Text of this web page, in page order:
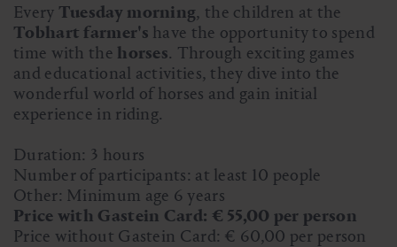
Every Tuesday morning, the children at the
Tobhart farmer's have the opportunity to spend
time with the horses. Through exciting games
and educational activities, they dive into the
wonderful world of horses and gain initial
experience in riding.
Duration: 3 hours
Number of participants: at least 10 people
Other: Minimum age 6 years
Price with Gastein Card: € 55,00 per person
Price without Gastein Card: € 60,00 per person